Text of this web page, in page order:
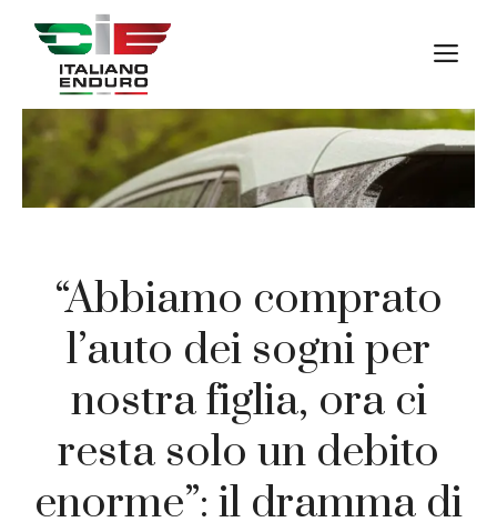
contenuto
“Abbiamo comprato
l’auto dei sogni per
nostra figlia, ora ci
resta solo un debito
enorme”: il dramma di